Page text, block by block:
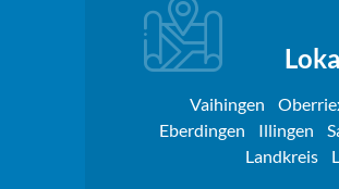
Vaihingen
Eberdingen
Illingen
Landkreis